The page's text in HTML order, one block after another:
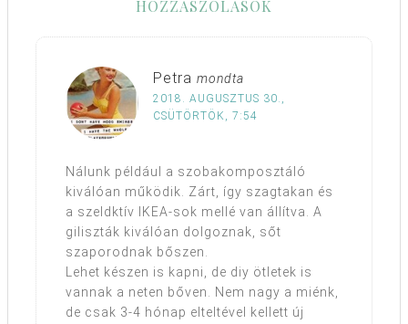
HOZZÁSZÓLÁSOK
Petra mondta
2018. AUGUSZTUS 30.,
CSÜTÖRTÖK, 7:54
Nálunk például a szobakomposztáló
kiválóan működik. Zárt, így szagtakan és
a szeldktív IKEA-sok mellé van állítva. A
giliszták kiválóan dolgoznak, sőt
szaporodnak bőszen.
Lehet készen is kapni, de diy ötletek is
vannak a neten bőven. Nem nagy a miénk,
de csak 3-4 hónap elteltével kellett új